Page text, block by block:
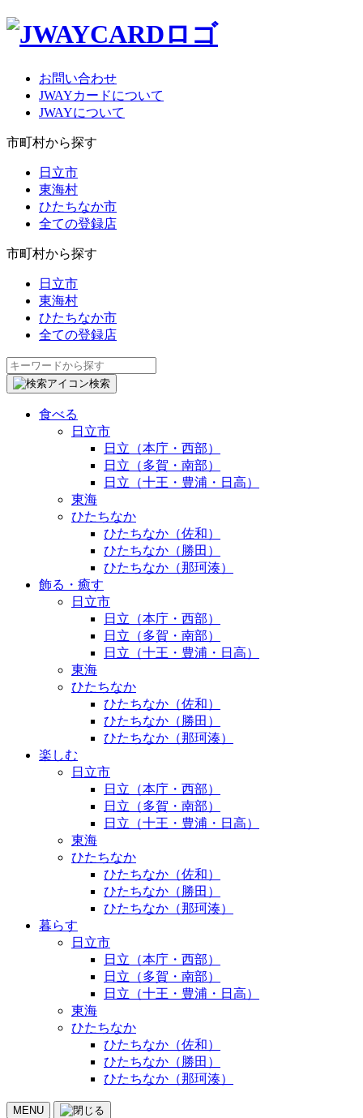
お問い合わせ
JWAYカードについて
JWAYについて
市町村から探す
日立市
東海村
ひたちなか市
全ての登録店
市町村から探す
日立市
東海村
ひたちなか市
全ての登録店
検
索:
検索
食べる
日立市
日立（本庁・西部）
日立（多賀・南部）
日立（十王・豊浦・日高）
東海
ひたちなか
ひたちなか（佐和）
ひたちなか（勝田）
ひたちなか（那珂湊）
飾る・癒す
日立市
日立（本庁・西部）
日立（多賀・南部）
日立（十王・豊浦・日高）
東海
ひたちなか
ひたちなか（佐和）
ひたちなか（勝田）
ひたちなか（那珂湊）
楽しむ
日立市
日立（本庁・西部）
日立（多賀・南部）
日立（十王・豊浦・日高）
東海
ひたちなか
ひたちなか（佐和）
ひたちなか（勝田）
ひたちなか（那珂湊）
暮らす
日立市
日立（本庁・西部）
日立（多賀・南部）
日立（十王・豊浦・日高）
東海
ひたちなか
ひたちなか（佐和）
ひたちなか（勝田）
ひたちなか（那珂湊）
MENU